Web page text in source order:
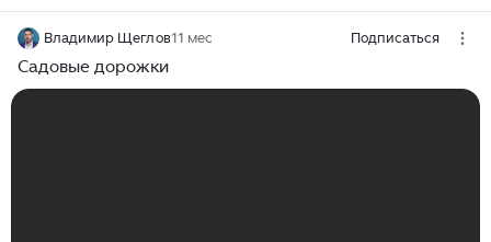
Владимир Щеглов11 мес Подписаться
Садовые дорожки